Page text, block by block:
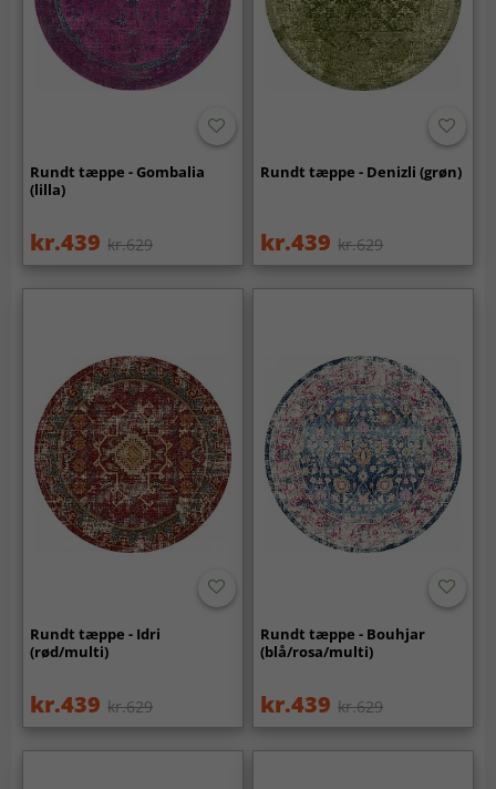
Rundt tæppe - Gombalia
(lilla)
kr.439 kr.629
Rundt tæppe - Denizli (grøn)
kr.439 kr.629
Rundt tæppe - Idri
(rød/multi)
kr.439 kr.629
Rundt tæppe - Bouhjar
(blå/rosa/multi)
kr.439 kr.629